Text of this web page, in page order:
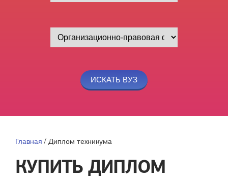
Главная / Диплом техникума
КУПИТЬ ДИПЛОМ